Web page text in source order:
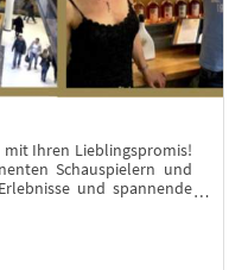
mit Ihren Lieblingspromis!
Schauspielern und
und spannende